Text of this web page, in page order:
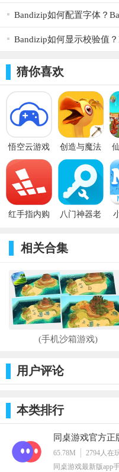
Bandizip如何配置字体？
Bandizip如何显示校验值
猜你喜欢
悟空云游戏
官方版
v3.0.5
创造与魔法
食谱大全最
新2022 v2.1
红手指内购
八门神器老
相关合集
(手机沙箱游戏)
用户评论
本类排行
同桌游戏官方正
65.78M 2794人在
同桌游戏最新版app